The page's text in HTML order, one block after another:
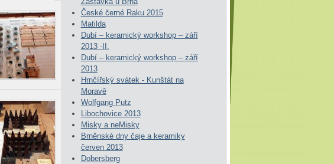
České černé Raku 2015
Matilda
Dubí – keramický workshop – září
2013 -II.
Dubí – keramický workshop – září
2013
Hrnčířský svátek - Kunštát na
Moravě
Wolfgang Putz
Libochovice 2013
Misky a neMisky
Brněnské dny čaje a keramiky
červen 2013
Dobersberg